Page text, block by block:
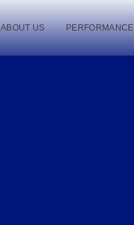
ABOUT US PERFORMANCE